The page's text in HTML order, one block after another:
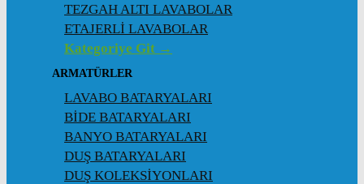
TEZGAH ALTI LAVABOLAR
ETAJERLİ LAVABOLAR
Kategoriye Git →
ARMATÜRLER
LAVABO BATARYALARI
BİDE BATARYALARI
BANYO BATARYALARI
DUŞ BATARYALARI
DUŞ KOLEKSİYONLARI